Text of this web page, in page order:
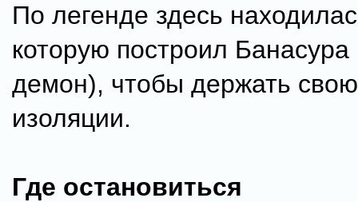
По легенде здесь
которую построил
демон), чтобы держать
изоляции.
Где остановиться